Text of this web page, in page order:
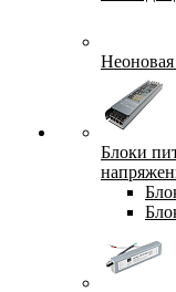
Неоновая
Блоки